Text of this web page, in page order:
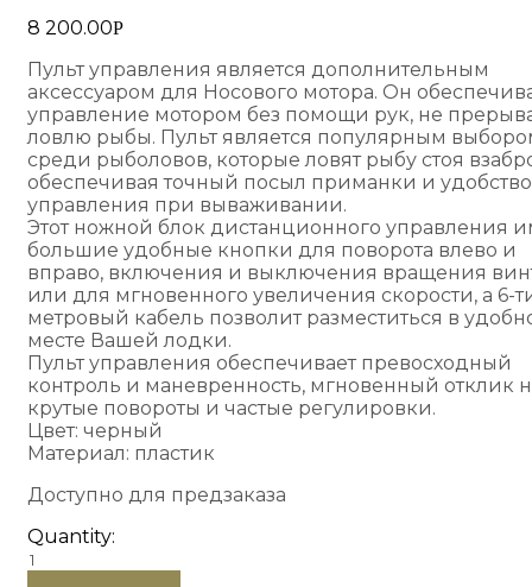
8 200.00Р
Пульт управления является дополнительным
аксессуаром для Носового мотора. Он
управление мотором без помощи рук, не
ловлю рыбы. Пульт является популярным
среди рыболовов, которые ловят рыбу стоя
обеспечивая точный посыл приманки и удобство
управления при вываживании.
Этот ножной блок дистанционного управления
большие удобные кнопки для поворота влево и
вправо, включения и выключения вращения
или для мгновенного увеличения скорости, а 6-
метровый кабель позволит разместиться в
месте Вашей лодки.
Пульт управления обеспечивает превосходный
контроль и маневренность, мгновенный отклик
крутые повороты и частые регулировки.
Цвет: черный
Материал: пластик
Доступно для предзаказа
Quantity:
Количество